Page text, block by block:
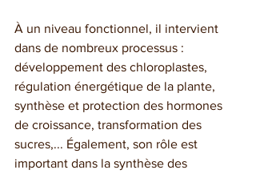
À un niveau fonctionnel, il intervient
dans de nombreux processus :
développement des chloroplastes,
régulation énergétique de la plante,
synthèse et protection des hormones
de croissance, transformation des
sucres,... Également, son rôle est
important dans la synthèse des